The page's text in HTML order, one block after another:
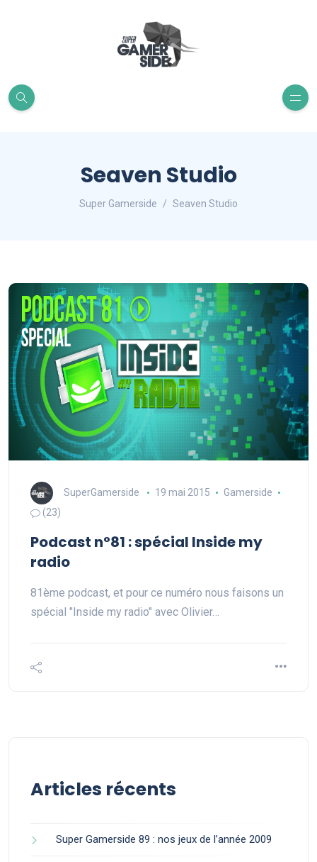
Seaven Studio
Super Gamerside Seaven Studio
SuperGamerside 19 mai 2015
Gamerside
(23)
Podcast n°81 : spécial Inside my
radio
81ème podcast, et pour ce numéro nous faisons un
spécial "Inside my radio" avec Olivier…
Articles récents
Super Gamerside 89 : nos jeux de l’année 2009